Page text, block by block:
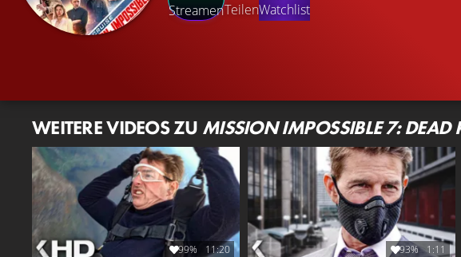
StreamenTeilenWatchlist
WEITERE VIDEOS ZU MISSION IMPOSSIBLE 7: DEAD
99% 11:20 93% 1:11